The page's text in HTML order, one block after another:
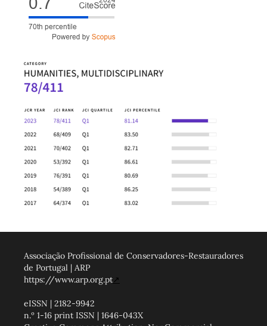
Associação Profissional de Conservadores-Restauradores
de Portugal | ARP
https://www.arp.org.pt↗
eISSN | 2182-9942
n.º 1-16 print ISSN | 1646-043X